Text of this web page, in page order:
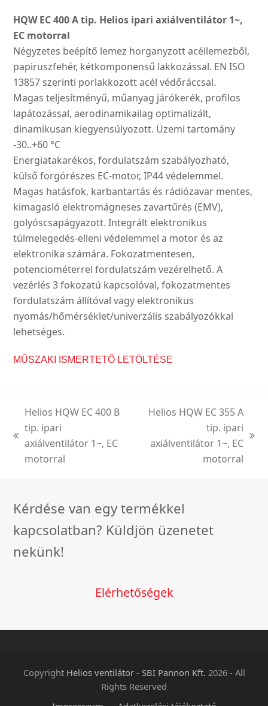
HQW EC 400 A tip. Helios ipari axiálventilátor 1~,
EC motorral
Négyzetes beépítő lemez horganyzott acéllemezből,
papiruszfehér, kétkomponensű lakkozással. EN ISO
13857 szerinti porlakkozott acél védőráccsal.
Magas teljesítményű, műanyag járókerék, profilos
lapátozással, aerodinamikailag optimalizált,
dinamikusan kiegyensúlyozott. Üzemi tartomány
-30..+60 °C
Energiatakarékos, fordulatszám szabályozható,
külső forgórészes EC-motor, IP44 védelemmel.
Magas hatásfok, karbantartás és rádiózavar mentes,
kimagasló elektromágneses zavartűrés (EMV),
golyóscsapágyazott. Integrált elektronikus
túlmelegedés-elleni védelemmel a motor és az
elektronika számára. Fokozatmentesen,
potenciométerrel fordulatszám vezérelhető. A
vezérlés 3 fokozatú kapcsolóval, fokozatmentes
fordulatszám állítóval vagy elektronikus
nyomás/hőmérséklet/univerzális szabályozókkal
lehetséges.
MŰSZAKI ISMERTETŐ LETÖLTÉSE
previous
post:
Helios HQW EC 400 B
tip. ipari
axiálventilátor 1~, EC
motorral
next
Helios HQW EC 355 A
tip. ipari
axiálventilátor 1~, EC
motorral
Kérdése van egy termékkel
kapcsolatban? Küldjön üzenetet
nekünk!
Elérhetőségek
Copyright Helios ventilátor - SBI Pannon Kft. 2026 - All
Rights Reserved